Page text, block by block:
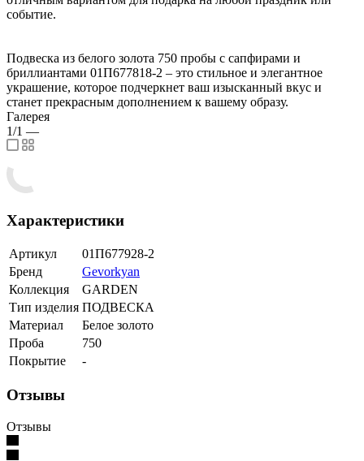
событие.
Подвеска из белого золота 750 пробы с сапфирами и
бриллиантами 01П677818-2 – это стильное и элегантное
украшение, которое подчеркнет ваш изысканный вкус и
станет прекрасным дополнением к вашему образу.
Галерея
1/1 —
Характеристики
Артикул
01П677928-2
Бренд
Gevorkyan
Коллекция
GARDEN
Тип изделия ПОДВЕСКА
Материал
Белое золото
Проба
750
Покрытие
-
Отзывы
Отзывы